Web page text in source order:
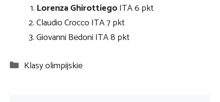
Lorenza GhirottiegoITA 6 pkt
Claudio Crocco ITA 7 pkt
Giovanni Bedoni ITA 8 pkt
Kategorie
Klasy olimpijskie